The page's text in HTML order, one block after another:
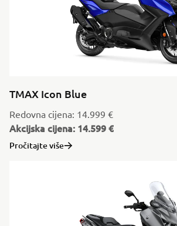
TMAX Icon Blue
Redovna cijena: 14.999 €
Akcijska cijena: 14.599 €
Pročitajte više